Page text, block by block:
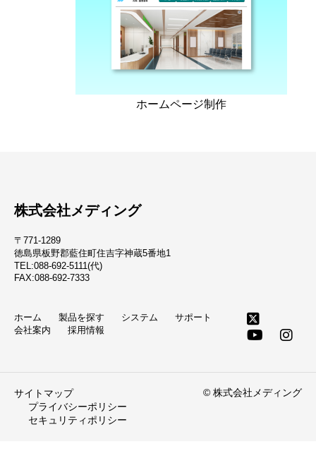
ホームページ制作
株式会社メディング
〒771-1289
徳島県板野郡藍住町住吉字神蔵5番地1
TEL:088-692-5111(代)
FAX:088-692-7333
ホーム 製品を探す システム
サポート
会社案内
採用情報
サイトマップ
プライバシーポリシー
セキュリティポリシー
© 株式会社メディング